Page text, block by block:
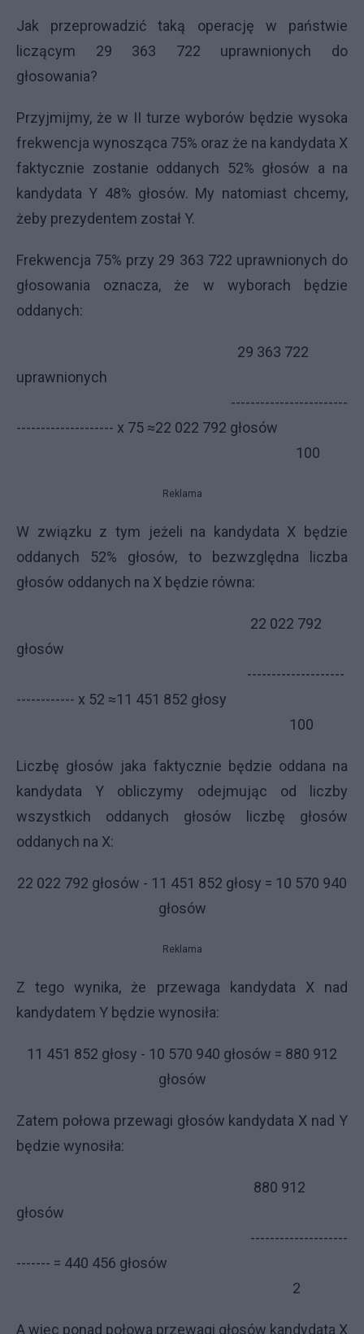
Jak przeprowadzić taką operację w państwie
liczącym 29 363 722 uprawnionych do
głosowania?
Przyjmijmy, że w II turze wyborów będzie wysoka
frekwencja wynosząca 75% oraz że na kandydata X
faktycznie zostanie oddanych 52% głosów a na
kandydata Y 48% głosów. My natomiast chcemy,
żeby prezydentem został Y.
Frekwencja 75% przy 29 363 722 uprawnionych do
głosowania oznacza, że w wyborach będzie
oddanych:
29 363 722
uprawnionych
------------------------
-------------------- x 75 ≈22 022 792 głosów
100
Reklama
W związku z tym jeżeli na kandydata X będzie
oddanych 52% głosów, to bezwzględna liczba
głosów oddanych na X będzie równa:
22 022 792
głosów
--------------------
------------ x 52 ≈11 451 852 głosy
100
Liczbę głosów jaka faktycznie będzie oddana na
kandydata Y obliczymy odejmując od liczby
wszystkich oddanych głosów liczbę głosów
oddanych na X:
22 022 792 głosów - 11 451 852 głosy = 10 570 940
głosów
Reklama
Z tego wynika, że przewaga kandydata X nad
kandydatem Y będzie wynosiła:
11 451 852 głosy - 10 570 940 głosów = 880 912
głosów
Zatem połowa przewagi głosów kandydata X nad Y
będzie wynosiła:
880 912
głosów
--------------------
------- = 440 456 głosów
2
A więc ponad połowa przewagi głosów kandydata X